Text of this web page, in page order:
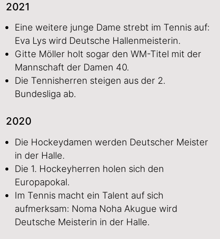
2021
Eine weitere junge Dame strebt im Tennis auf:
Eva Lys wird Deutsche Hallenmeisterin.
Gitte Möller holt sogar den WM-Titel mit der
Mannschaft der Damen 40.
Die Tennisherren steigen aus der 2.
Bundesliga ab.
2020
Die Hockeydamen werden Deutscher Meister
in der Halle.
Die 1. Hockeyherren holen sich den
Europapokal.
Im Tennis macht ein Talent auf sich
aufmerksam: Noma Noha Akugue wird
Deutsche Meisterin in der Halle.